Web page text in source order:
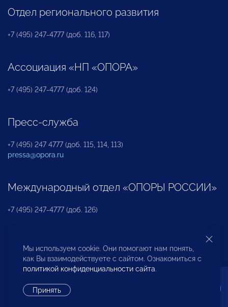
Отдел регионального развития
+7 (495) 247-4777 (доб. 116, 117)
Ассоциация «НП «ОПОРА»
+7 (495) 247-4777 (доб. 124)
Пресс-служба
+7 (495) 247 4777 (доб. 115, 114, 113)
pressa@opora.ru
Международный отдел «ОПОРЫ РОССИИ»
+7 (495) 247-4777 (доб. 126)
Бюро по защите прав предпринимателей и
инвесторов
Мы используем cookie. Они помогают нам понять,
как Вы взаимодействуете с сайтом. Ознакомиться с
политикой конфиденциальности сайта.
Принять